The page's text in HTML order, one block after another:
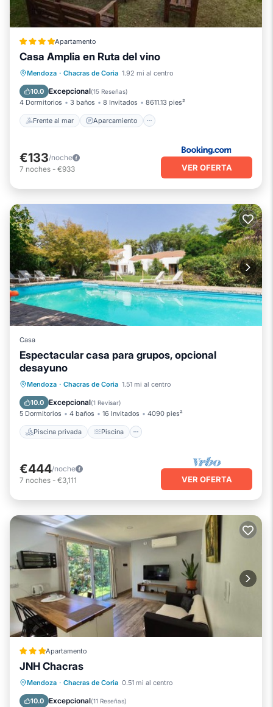
Apartamento
Casa Amplia en Ruta del vino
Mendoza · Chacras de Coria 1.92 mi al centro
10.0 Excepcional(15 Reseñas)
4 Dormitorios 3 baños 8 Invitados 8611.13 pies²
Frente al mar Aparcamiento
Frente al mar Aparcamiento
Vista al mar
€133/noche
7 noches - €933 VER OFERTA
Casa
Espectacular casa para grupos, opcional
desayuno
Mendoza · Chacras de Coria 1.51 mi al centro
10.0 Excepcional(1 Revisar)
5 Dormitorios 4 baños 16 Invitados 4090 pies²
Piscina privada Piscina
Piscina privada
Piscina
Balcón/Terraza
€444/noche
7 noches - €3,111 VER OFERTA
Apartamento
JNH Chacras
Mendoza · Chacras de Coria 0.51 mi al centro
10.0 Excepcional(11 Reseñas)
Aparcamiento
Balcón/Terraza
Vistas
Aire acondicionado